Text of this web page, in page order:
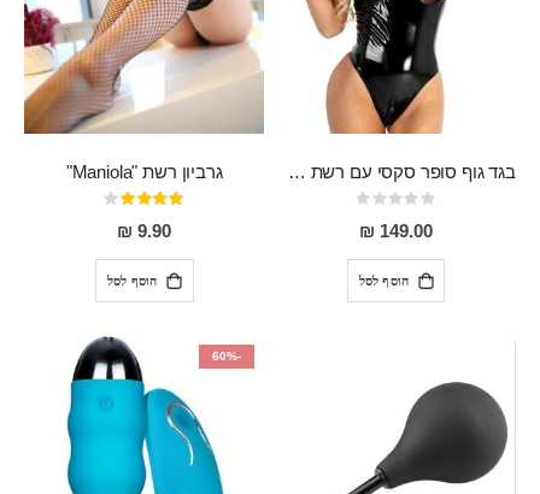
בגד גוף סופר סקסי עם רשת שקופה בחזה ושרשרות מלמעלה וריצרץ מלמטה Pan במפשעה
Rating:
0%
149.00 ₪
הוסף לסל
גרביון רשת "Maniola"
דירוג:
80%
9.90 ₪
הוסף לסל
-60%